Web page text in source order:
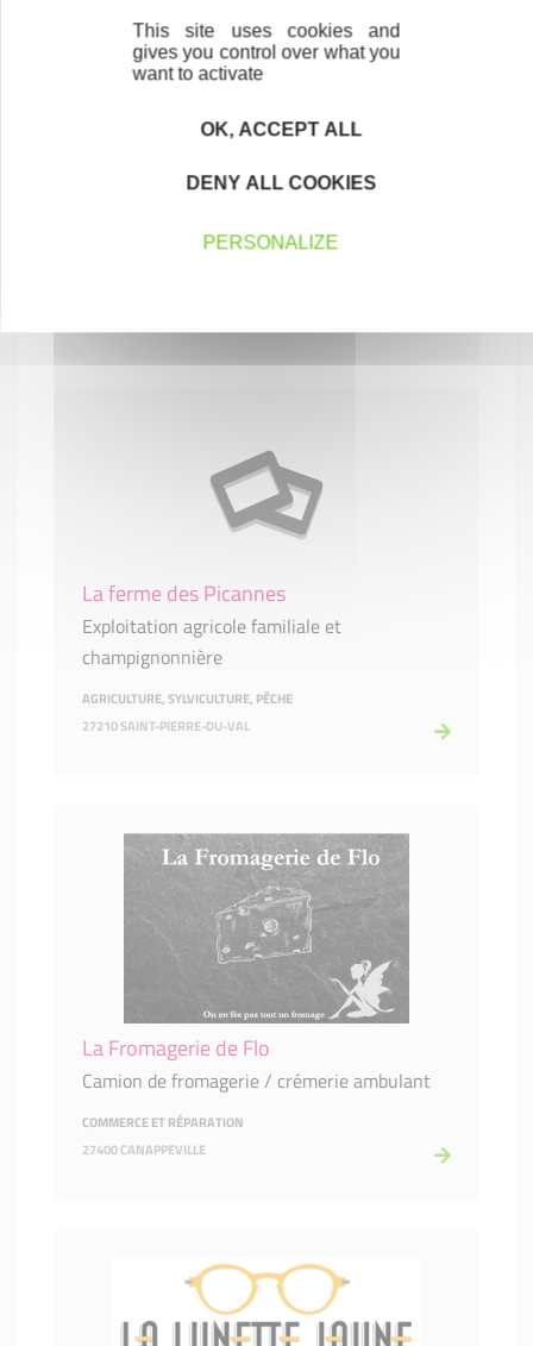
Boulangerie - Pâtisserie - Snacking - Traiteur
La ferme des Picannes
Exploitation agricole familiale et
champignonnière
AGRICULTURE, SYLVICULTURE, PÊCHE
27210 SAINT-PIERRE-DU-VAL
La Fromagerie de Flo
Camion de fromagerie / crémerie ambulant
COMMERCE ET RÉPARATION
27400 CANAPPEVILLE
This site uses cookies and
gives you control over what you
want to activate
OK, ACCEPT ALL
DENY ALL COOKIES
PERSONALIZE